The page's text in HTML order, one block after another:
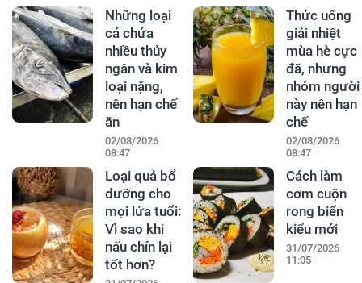
Những loại
cá chứa
nhiều thủy
ngân và kim
loại nặng,
nên hạn chế
ăn
02/08/2026
08:47
Thức uống
giải nhiệt
mùa hè cực
đã, nhưng
nhóm người
này nên hạn
chế
02/08/2026
08:47
Loại quả bổ
dưỡng cho
mọi lứa tuổi:
Vì sao khi
nấu chín lại
tốt hơn?
Cách làm
cơm cuộn
rong biển
kiểu mới
31/07/2026
11:05